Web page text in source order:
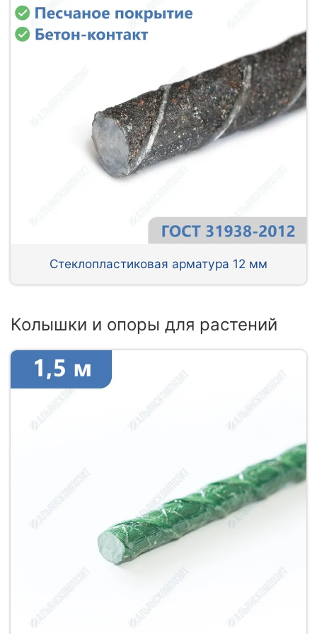
Стеклопластиковая арматура 12 мм
Колышки и опоры для растений